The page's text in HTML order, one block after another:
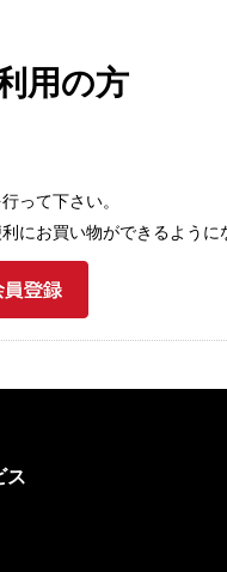
用の方
って下さい。
にお買い物ができるように
ス